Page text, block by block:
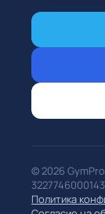
© 2026
Политика